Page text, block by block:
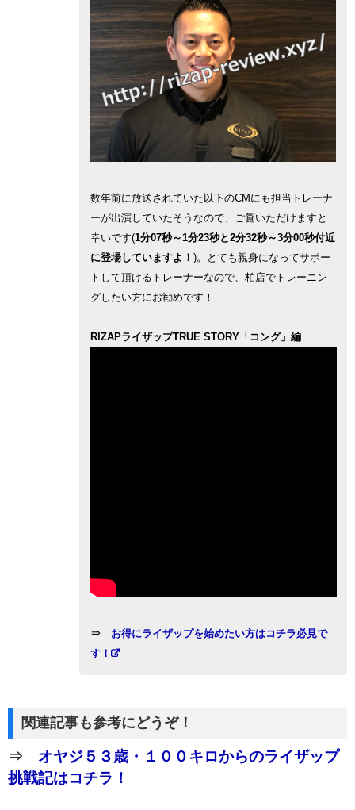
数年前に放送されていた以下のCMにも担当トレーナ
ーが出演していたそうなので、ご覧いただけますと
幸いです(1分07秒～1分23秒と2分32秒～3分00秒付近
に登場していますよ！ )。とても親身になってサポー
トして頂けるトレーナーなので、柏店でトレーニン
グしたい方にお勧めです！
RIZAPライザップTRUE STORY「コング」編
⇒
お得にライザップを始めたい方はコチラ必見で
す！
関連記事も参考にどうぞ！
⇒ オヤジ５３歳・１００キロからのライザップ
挑戦記はコチラ！